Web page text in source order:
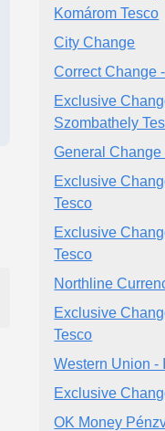
Komárom Tesco
City Change
Correct Change
Exclusive
Szombathely
General
Exclusive
Tesco
Exclusive
Tesco
Northline
Exclusive
Tesco
Western Union -
Exclusive
OK Money